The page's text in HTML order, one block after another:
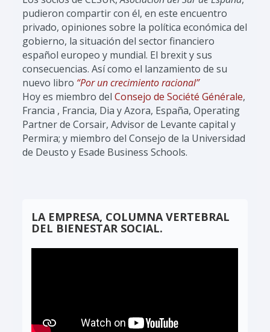
pudieron compartir con él, en este encuentro
privado, opiniones sobre la política económica del
gobierno, la situación del sector financiero
español europeo y mundial. El brexit y sus
consecuencias. Así como el lanzamiento de su
nuevo libro “Por un crecimiento racional”
Hoy es miembro del Consejo de Société Générale,
Francia , Francia, Dia y Azora, España, Operating
Partner de Corsair, Advisor de Levante capital y
Permira; y miembro del Consejo de la Universidad
de Deusto y Esade Business Schools.
LA EMPRESA, COLUMNA VERTEBRAL
DEL BIENESTAR SOCIAL.